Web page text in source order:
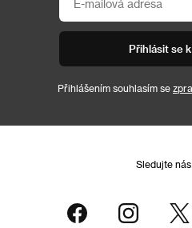
Přihlásit se
Přihlášením souhlasím se
Sledujte